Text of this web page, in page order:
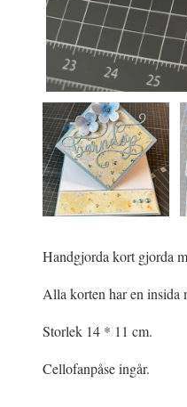
Handgjorda kort gjorda
Alla korten har en insida
Storlek 14 * 11 cm.
Cellofanpåse ingår.